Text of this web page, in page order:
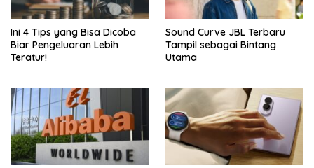
Ini 4 Tips yang Bisa Dicoba
Biar Pengeluaran Lebih
Teratur!
Sound Curve JBL Terbaru
Tampil sebagai Bintang
Utama